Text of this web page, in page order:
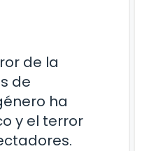
de la
de
ha
y el terror